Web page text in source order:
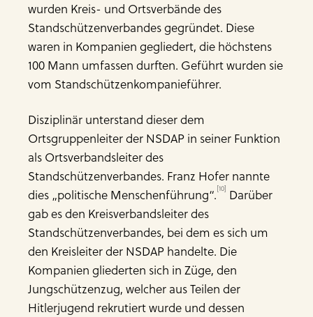
wurden Kreis- und Ortsverbände des
Standschützenverbandes gegründet. Diese
waren in Kompanien gegliedert, die höchstens
100 Mann umfassen durften. Geführt wurden sie
vom Standschützenkompanieführer.
Disziplinär unterstand dieser dem
Ortsgruppenleiter der NSDAP in seiner Funktion
als Ortsverbandsleiter des
Standschützenverbandes. Franz Hofer nannte
dies „politische Menschenführung“.[10] Darüber
gab es den Kreisverbandsleiter des
Standschützenverbandes, bei dem es sich um
den Kreisleiter der NSDAP handelte. Die
Kompanien gliederten sich in Züge, den
Jungschützenzug, welcher aus Teilen der
Hitlerjugend rekrutiert wurde und dessen